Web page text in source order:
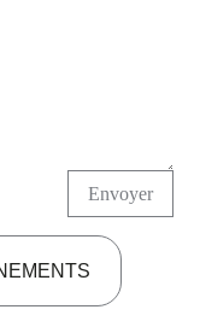
Envoyer